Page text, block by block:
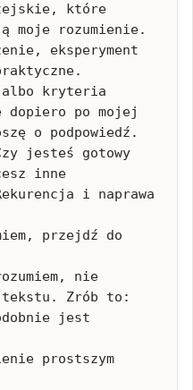
które
moje rozumienie.
eksperyment
albo kryteria
dopiero po mojej
o podpowiedź.
jesteś gotowy
inne
i naprawa
przejdź do
nie
tekstu. Zrób to:
jest
prostszym